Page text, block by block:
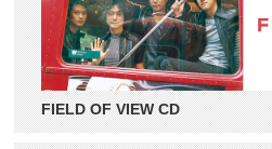
FIELD OF VIEW CD